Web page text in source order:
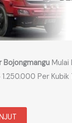
BojongmanguMulai
1.250.000 Per Kubik